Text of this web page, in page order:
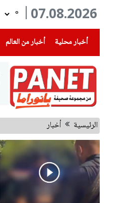
07.08.2026
°
أخبار محلية
(current) أخبار من العالم
الرئيسية أخبار